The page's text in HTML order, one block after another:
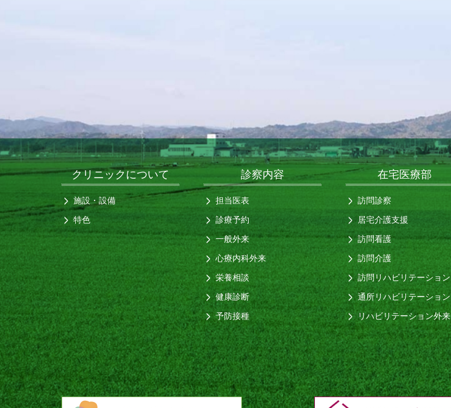
クリニックについて
施設・設備
特色
診察内容
担当医表
診療予約
一般外来
心療内科外来
栄養相談
健康診断
予防接種
在宅医療部
訪問診察
居宅介護支援
訪問看護
訪問介護
訪問リハビリテーション
通所リハビリテーション
リハビリテーション外来